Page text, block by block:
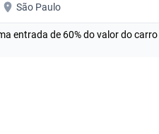
São Paulo
entrada de 60% do valor do